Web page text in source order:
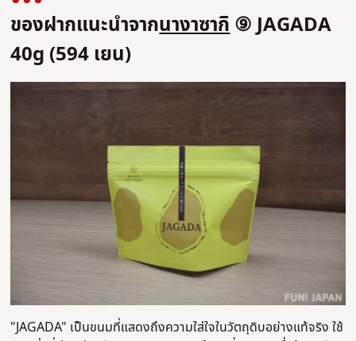
ของฝากแนะนำจากนางาซากิ⑨ JAGADA
40g (594 เยน)
"JAGADA" เป็นขนมที่แสดงถึงความใส่ใจในวัตถุดิบอย่างแท้จริง ใช้